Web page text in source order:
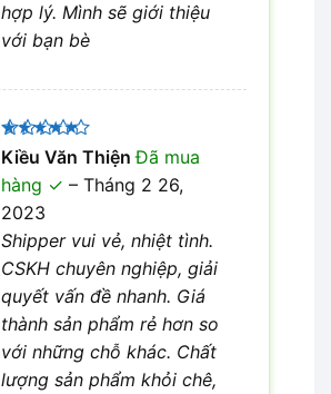
hợp lý. Mình sẽ giới thiệu
với bạn bè
Được xếp
hạng
5 5
sao
Kiều Văn ThiệnĐã mua
hàng
– Tháng 2 26,
2023
Shipper vui vẻ, nhiệt tình.
CSKH chuyên nghiệp, giải
quyết vấn đề nhanh. Giá
thành sản phẩm rẻ hơn so
với những chỗ khác. Chất
lượng sản phẩm khỏi chê,